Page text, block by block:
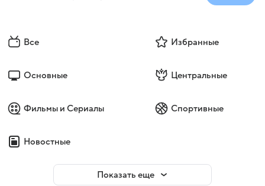
Все Избранные
Основные Центральные
Фильмы и Сериалы Спортивные
Новостные
Показать еще